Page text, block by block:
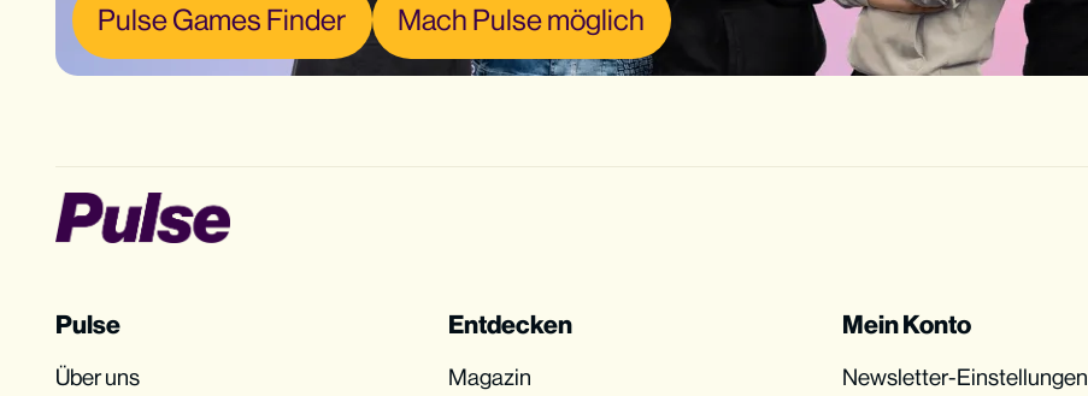
Pulse Games Finder Mach Pulse möglich
Pulse
Über uns
Entdecken
Magazin
Mein Konto
Newsletter-Einstellungen